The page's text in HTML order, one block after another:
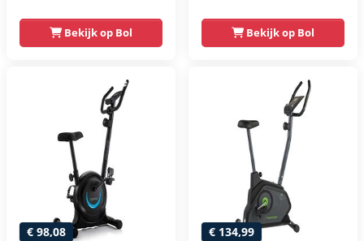
Verstelbaar Zadel -
0-100% weerstand
Hartslagfunctie -
Max 130kg -
Extreem Stil
Bekijk op Bol
Weerstandniveau's
- Verstelbaar zadel
Tablethouder -
Max. 120 kg
Gebruikersgewicht
- Fitnessfiets
Bekijk op Bol
€ 98,08 € 134,99